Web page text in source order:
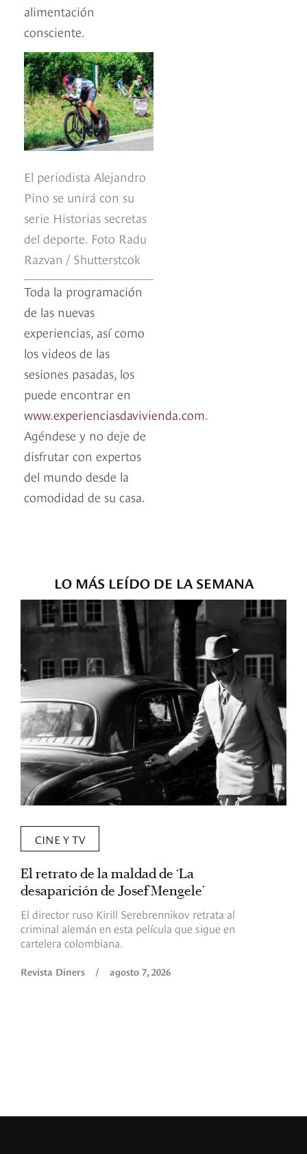
alimentación
consciente.
El periodista Alejandro
Pino se unirá con su
serie Historias secretas
del deporte. Foto Radu
Razvan / Shutterstcok
Toda la programación
de las nuevas
experiencias, así como
los videos de las
sesiones pasadas, los
puede encontrar en
www.experienciasdavivienda.com
Agéndese y no deje de
disfrutar con expertos
del mundo desde la
comodidad de su casa.
LO MÁS LEÍDO DE LA SEMANA
CINE Y TV
El retrato de la maldad de ‘La
desaparición de Josef Mengele’
El director ruso Kirill Serebrennikov retrata al
criminal alemán en esta película que sigue en
cartelera colombiana.
Revista Diners / agosto 7, 2026